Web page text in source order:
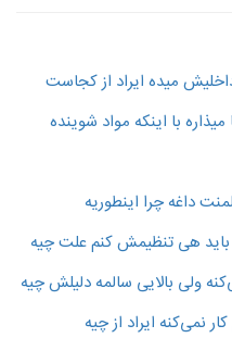
میده ایراد از کجاست
با اینکه مواد شوینده
چرا اینطوریه
هی تنظیمش کنم علت چیه
ولی بالایی سالمه دلیلش چیه
ایراد از چیه